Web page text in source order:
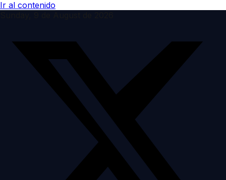
Ir al contenido